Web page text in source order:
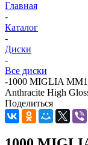
Главная
-
Каталог
-
Диски
-
Все диски
-1000 MIGLIA
Anthracite High
Поделиться